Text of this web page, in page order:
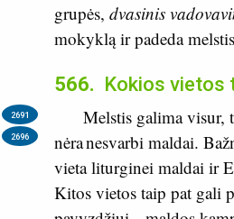
grupės, dvasinis
mokyklą ir padeda
566. Kokios vietos
2691
2696
Melstis galima visur,
nėra nesvarbi maldai.
vieta liturginei maldai ir
Kitos vietos taip pat gali